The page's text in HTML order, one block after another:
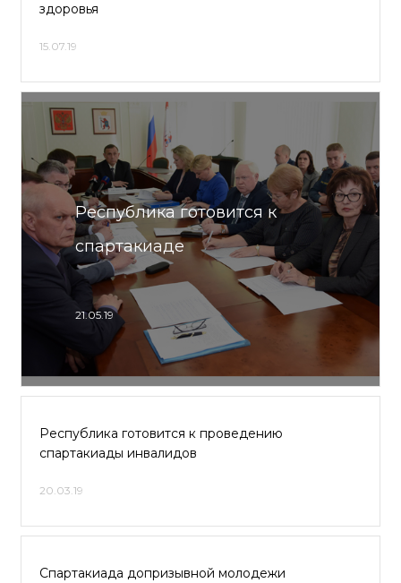
здоровья
15.07.19
Республика готовится к
спартакиаде
21.05.19
Республика готовится к проведению
спартакиады инвалидов
20.03.19
Спартакиада допризывной молодежи